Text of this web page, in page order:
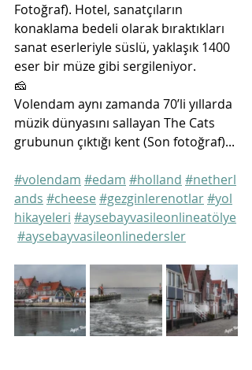
Fotoğraf). Hotel, sanatçıların
konaklama bedeli olarak bıraktıkları
sanat eserleriyle süslü, yaklaşık 1400
eser bir müze gibi sergileniyor.
🧀
Volendam aynı zamanda 70’li yıllarda
müzik dünyasını sallayan The Cats
grubunun çıktığı kent (Son fotoğraf)...
#volendam #edam #holland #netherl
ands #cheese #gezginlerenotlar#yol
hikayeleri #aysebayvasileonlineatölye
#aysebayvasileonlinedersler